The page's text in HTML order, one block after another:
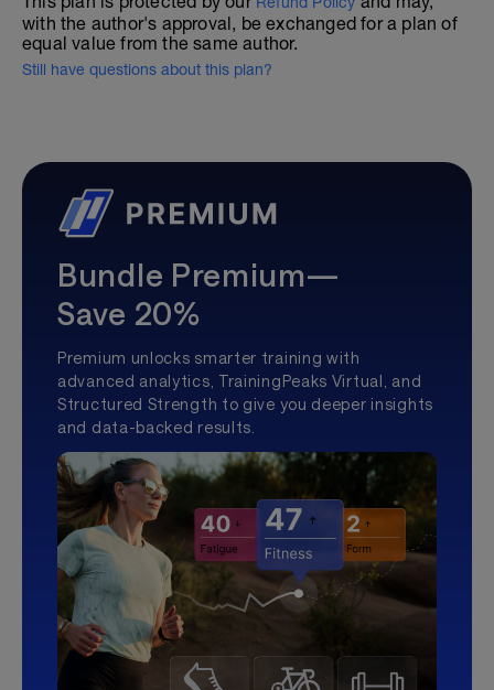
with the author's approval, be exchanged for a plan of
equal value from the same author.
Still have questions about this plan?
Bundle Premium—
Save 20%
Premium unlocks smarter training with
advanced analytics, TrainingPeaks Virtual, and
Structured Strength to give you deeper insights
and data-backed results.